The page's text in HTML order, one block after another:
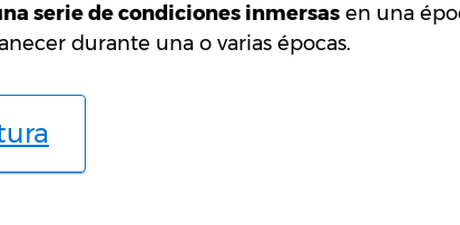
serie de condiciones inmersas en una
durante una o varias épocas.